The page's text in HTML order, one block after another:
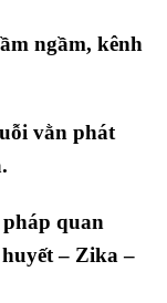
ngầm, kênh
vằn phát
quan
– Zika –